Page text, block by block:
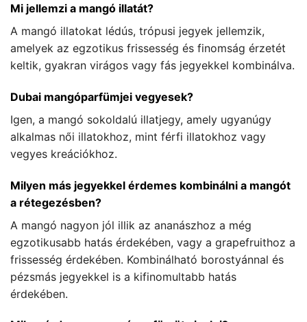
Mi jellemzi a mangó illatát?
A mangó illatokat lédús, trópusi jegyek jellemzik,
amelyek az egzotikus frissesség és finomság érzetét
keltik, gyakran virágos vagy fás jegyekkel kombinálva.
Dubai mangóparfümjei vegyesek?
Igen, a mangó sokoldalú illatjegy, amely ugyanúgy
alkalmas női illatokhoz, mint férfi illatokhoz vagy
vegyes kreációkhoz.
Milyen más jegyekkel érdemes kombinálni a mangót
a rétegezésben?
A mangó nagyon jól illik az ananászhoz a még
egzotikusabb hatás érdekében, vagy a grapefruithoz a
frissesség érdekében. Kombinálható borostyánnal és
pézsmás jegyekkel is a kifinomultabb hatás
érdekében.